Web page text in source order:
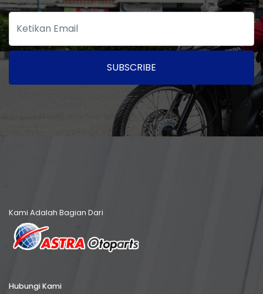
SUBSCRIBE
Kami Adalah Bagian Dari
Hubungi Kami